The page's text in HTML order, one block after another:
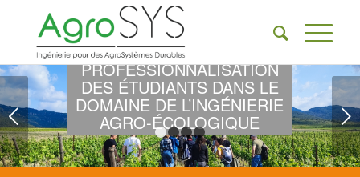
ACCOMPAGNER LA
PROFESSIONNALISATION
DES ÉTUDIANTS DANS LE
DOMAINE DE L’INGÉNIERIE
AGRO-ÉCOLOGIQUESuivant
1 2 3 4